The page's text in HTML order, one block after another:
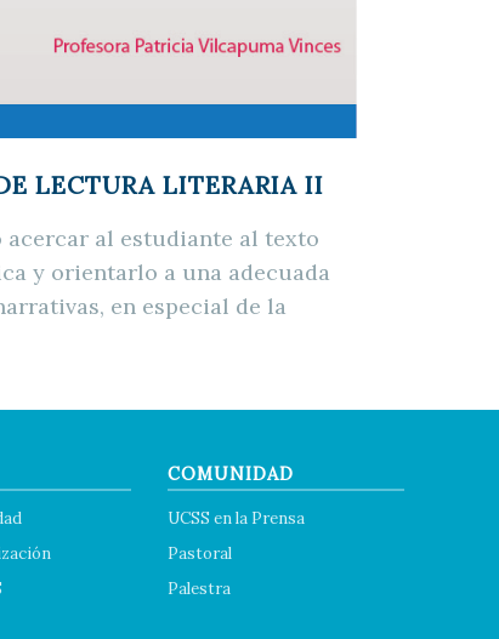
LECTURA LITERARIA II
al estudiante al texto
y orientarlo a una adecuada
en especial de la
COMUNIDAD
UCSS en la Prensa
Pastoral
Palestra